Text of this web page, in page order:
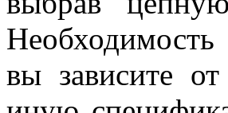
вы зависите